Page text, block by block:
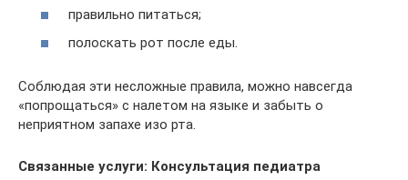
правильно питаться;
полоскать рот после еды.
Соблюдая эти несложные правила, можно навсегда
«попрощаться» с налетом на языке и забыть о
неприятном запахе изо рта.
Связанные услуги: Консультация педиатра